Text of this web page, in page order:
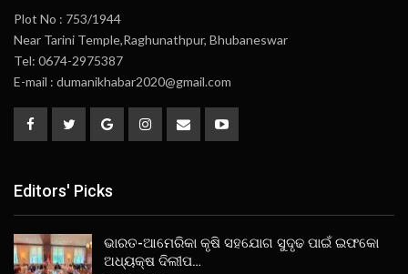
Plot No : 753/1944
Near Tarini Temple,Raghunathpur, Bhubaneswar
Tel: 0674-2975387
E-mail : dumanikhabar2020@gmail.com
Editors' Picks
ଭାରତ-ଆମେରିକା କୃଷି ସହଯୋଗ ସୁଦୃଢ ପାଇଁ ଇଫକୋ
ଅଧ୍ୟକ୍ଷ ଦିଲୀପ…